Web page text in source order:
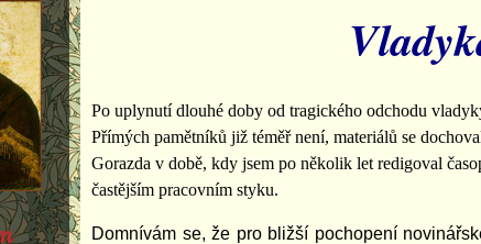
Po uplynutí dlouhé doby od tragického odchodu
Přímých pamětníků již téměř není, materiálů se
Gorazda v době, kdy jsem po několik let redigoval
častějším pracovním styku.
Domnívám se, že pro bližší pochopení